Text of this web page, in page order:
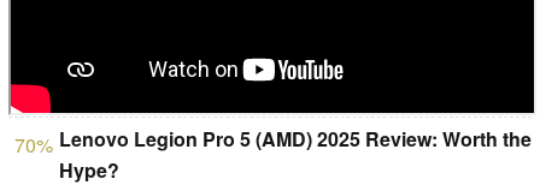
70% Lenovo Legion Pro 5 (AMD) 2025 Review: Worth the
Hype?